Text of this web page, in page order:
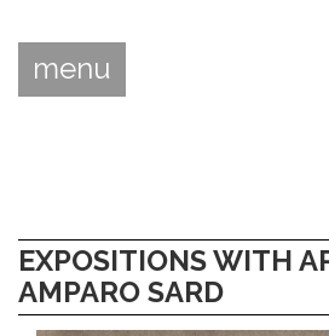
menu
EXPOSITIONS WITH
AMPARO SARD